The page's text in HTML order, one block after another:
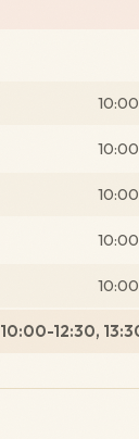
10:00-12:30,